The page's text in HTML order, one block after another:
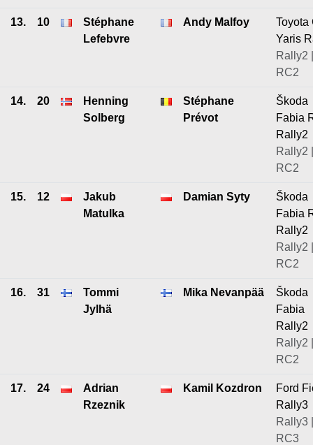
13. 10
Stéphane
Lefebvre
Andy Malfoy
Toyota
Yaris
Rally2 |
RC2
14. 20
Henning
Solberg
Stéphane
Prévot
Škoda
Fabia
Rally2
Rally2 |
RC2
15. 12
Jakub
Matulka
Damian Syty
Škoda
Fabia
Rally2
Rally2 |
RC2
16. 31
Tommi
Jylhä
Mika Nevanpää
Škoda
Fabia
Rally2
Rally2 |
RC2
17. 24
Adrian
Rzeznik
Kamil Kozdron
Ford
Rally3
Rally3 |
RC3